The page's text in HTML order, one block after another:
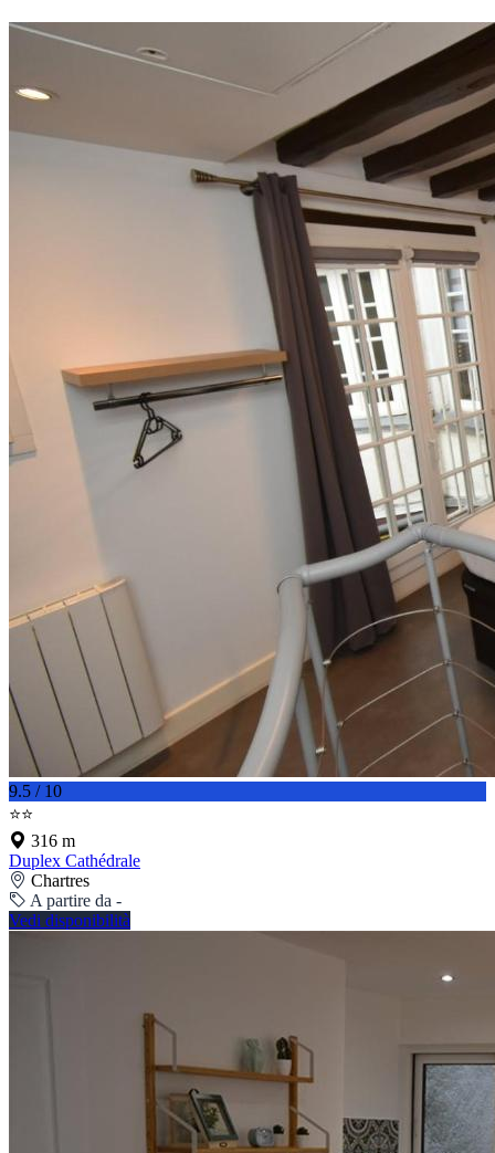
9.5 / 10
⭐⭐
316 m
Duplex Cathédrale
Chartres
A partire da -
Vedi disponibilità